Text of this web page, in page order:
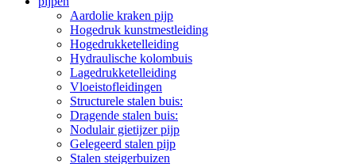
Aardolie kraken pijp
Hogedruk kunstmestleiding
Hogedrukketelleiding
Hydraulische kolombuis
Lagedrukketelleiding
Vloeistofleidingen
Structurele stalen buis:
Dragende stalen buis:
Nodulair gietijzer pijp
Gelegeerd stalen pijp
Stalen steigerbuizen